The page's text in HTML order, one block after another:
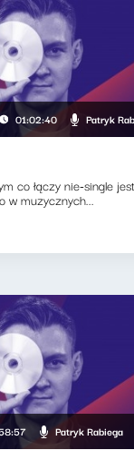
01:02:40 Patryk
co łączy nie-single
w muzycznych...
Patryk Rabiega